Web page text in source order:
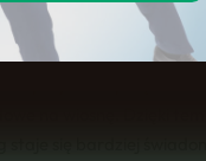
okresem. Dla
że takie oferty często